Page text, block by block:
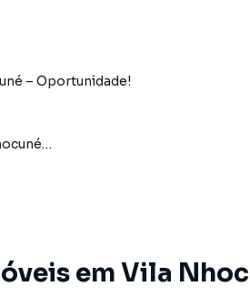
– Oportunidade!
em Vila